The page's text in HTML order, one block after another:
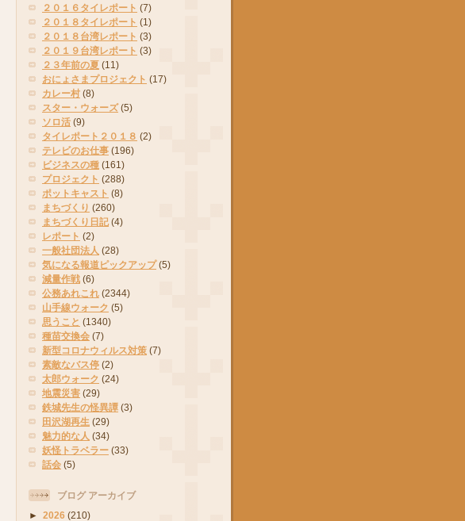
２０１６タイレポート (7)
２０１８タイレポート (1)
２０１８台湾レポート (3)
２０１９台湾レポート (3)
２３年前の夏 (11)
おにょさまプロジェクト (17)
カレー村 (8)
スター・ウォーズ (5)
ソロ活 (9)
タイレポート２０１８ (2)
テレビのお仕事 (196)
ビジネスの種 (161)
プロジェクト (288)
ポットキャスト (8)
まちづくり (260)
まちづくり日記 (4)
レポート (2)
一般社団法人 (28)
気になる報道ピックアップ (5)
減量作戦 (6)
公務あれこれ (2344)
山手線ウォーク (5)
思うこと (1340)
種苗交換会 (7)
新型コロナウィルス対策 (7)
素敵なバス停 (2)
太郎ウォーク (24)
地震災害 (29)
鉄城先生の怪異譚 (3)
田沢湖再生 (29)
魅力的な人 (34)
妖怪トラベラー (33)
話会 (5)
ブログ アーカイブ
► 2026 (210)